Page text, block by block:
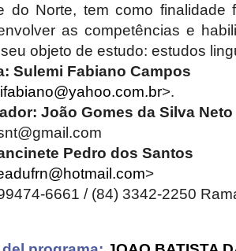
do Norte, tem como finalidade
as competências e
objeto de estudo: estudos
Sulemi Fabiano Campos
>.
João Gomes da Silva Neto
Pedro dos Santos
>
6661 / (84) 3342-2250